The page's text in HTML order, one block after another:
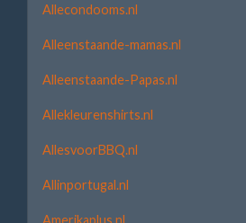
Allecondooms.nl
Alleenstaande-mamas.nl
Alleenstaande-Papas.nl
Allekleurenshirts.nl
AllesvoorBBQ.nl
Allinportugal.nl
Amerikaplus.nl